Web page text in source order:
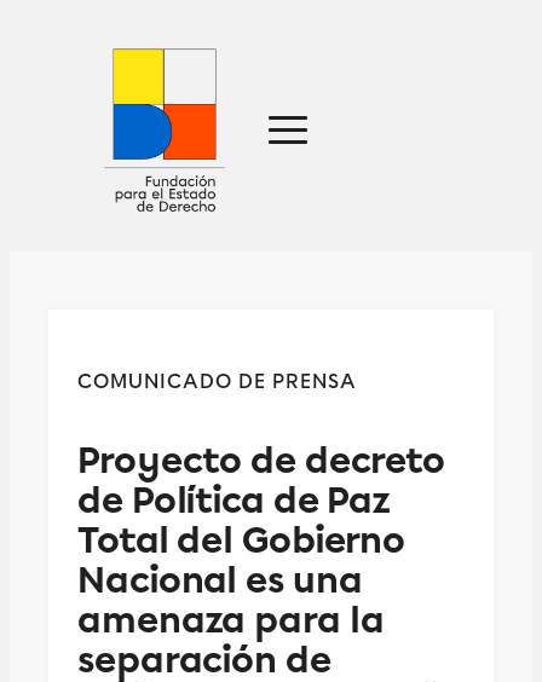
COMUNICADO DE PRENSA
Proyecto de decreto
de Política de Paz
Total del Gobierno
Nacional es una
amenaza para la
separación de